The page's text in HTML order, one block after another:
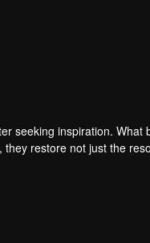
seeking inspiration.
restore not just the